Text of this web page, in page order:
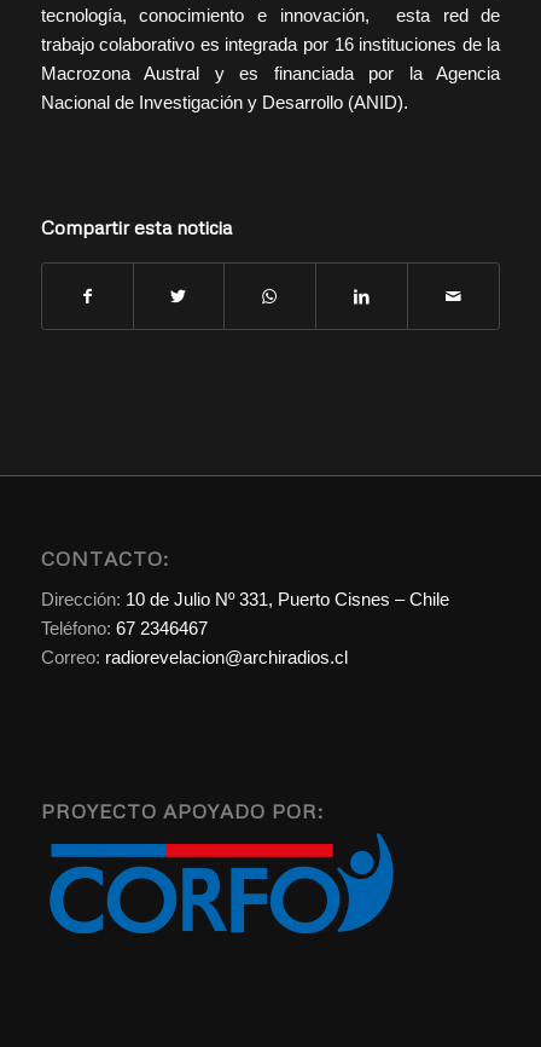
tecnología, conocimiento e innovación, esta red de
trabajo colaborativo es integrada por 16 instituciones de la
Macrozona Austral y es financiada por la Agencia
Nacional de Investigación y Desarrollo (ANID).
Compartir esta noticia
CONTACTO:
Dirección: 10 de Julio Nº 331, Puerto Cisnes – Chile
Teléfono: 67 2346467
Correo: radiorevelacion@archiradios.cl
PROYECTO APOYADO POR: